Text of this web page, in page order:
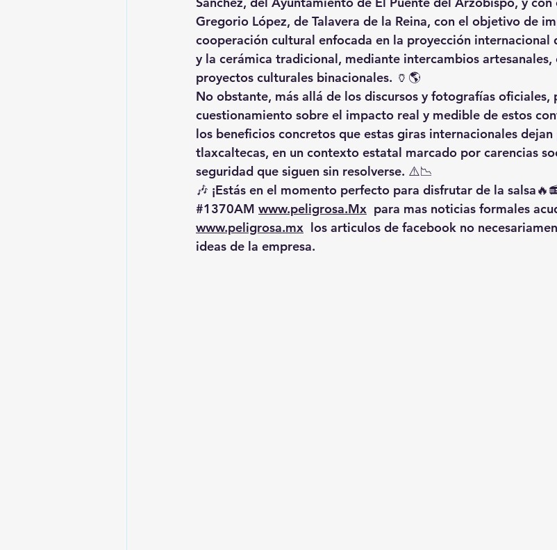
Gregorio López, de Talavera de la Reina, con el objetivo de
cooperación cultural enfocada en la proyección internacional
y la cerámica tradicional, mediante intercambios
proyectos culturales binacionales. 🏺🌎
No obstante, más allá de los discursos y fotografías oficiales,
cuestionamiento sobre el impacto real y medible de estos
los beneficios concretos que estas giras internacionales
tlaxcaltecas, en un contexto estatal marcado por carencias
seguridad que siguen sin resolverse. ⚠️📉
🎶 ¡Estás en el momento perfecto para disfrutar de la
#1370AM www.peligrosa.Mx para mas noticias formales
www.peligrosa.mx los articulos de facebook no
ideas de la empresa.